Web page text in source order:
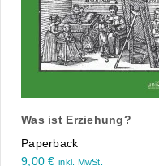
Was ist Erziehung?
Paperback
9,00€ inkl. MwSt.